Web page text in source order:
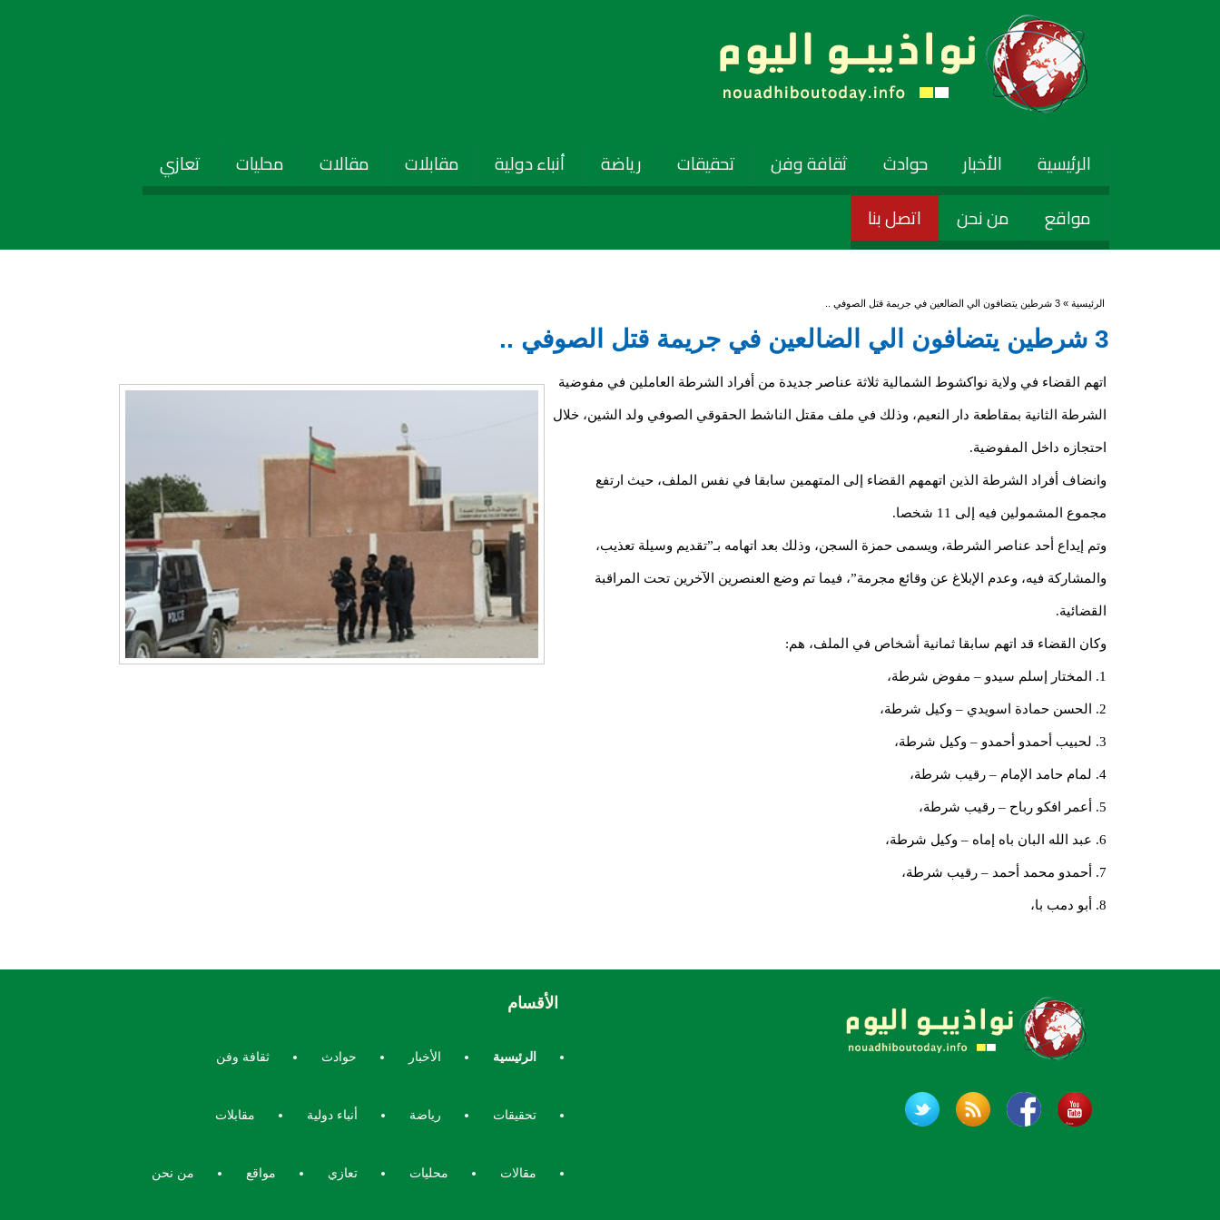
الرئيسية الأخبار حوادث ثقافة وفن تحقيقات رياضة أنباء دولية مقابلات مقالات محليات
تعازي
مواقع
من نحن اتصل بنا
أنت هنا
الرئيسية » 3 شرطين يتضافون الي الضالعين في جريمة قتل الصوفي ..
3 شرطين يتضافون الي الضالعين في جريمة قتل الصوفي ..
اتهم القضاء في ولاية نواكشوط الشمالية ثلاثة عناصر جديدة من أفراد الشرطة العاملين في مفوضية
الشرطة الثانية بمقاطعة دار النعيم، وذلك في ملف مقتل الناشط الحقوقي الصوفي ولد الشين، خلال
احتجازه داخل المفوضية.
وانضاف أفراد الشرطة الذين اتهمهم القضاء إلى المتهمين سابقا في نفس الملف، حيث ارتفع
مجموع المشمولين فيه إلى 11 شخصا.
وتم إيداع أحد عناصر الشرطة، ويسمى حمزة السجن، وذلك بعد اتهامه بـ”تقديم وسيلة تعذيب،
والمشاركة فيه، وعدم الإبلاغ عن وقائع مجرمة”، فيما تم وضع العنصرين الآخرين تحت المراقبة
القضائية.
وكان القضاء قد اتهم سابقا ثمانية أشخاص في الملف، هم:
1. المختار إسلم سيدو – مفوض شرطة،
2. الحسن حمادة اسويدي – وكيل شرطة،
3. لحبيب أحمدو أحمدو – وكيل شرطة،
4. لمام حامد الإمام – رقيب شرطة،
5. أعمر افكو رباح – رقيب شرطة،
6. عبد الله البان باه إماه – وكيل شرطة،
7. أحمدو محمد أحمد – رقيب شرطة،
8. أبو دمب با،
الأقسام
الرئيسية الأخبار حوادث ثقافة وفن
تحقيقات رياضة أنباء دولية مقابلات
مقالات محليات تعازي مواقع من نحن